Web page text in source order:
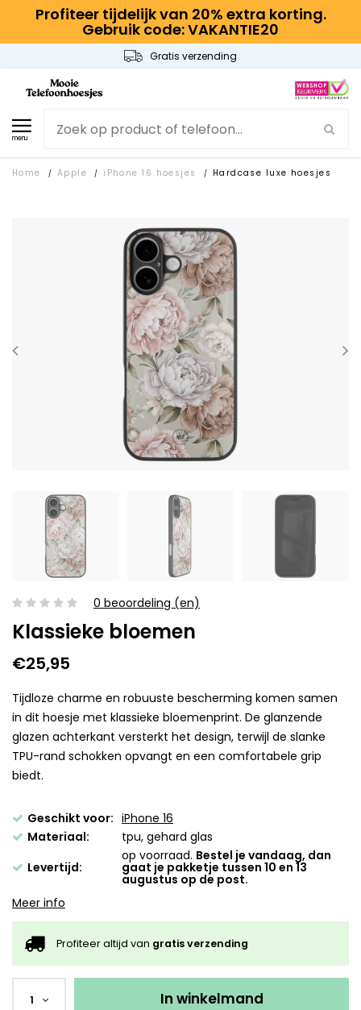
Profiteer tijdelijk van 20% extra korting.
Gebruik code: VAKANTIE20
Gratis verzending
menu
Home / Apple / iPhone 16 hoesjes / Hardcase luxe hoesjes
0 beoordeling (en)
Klassieke bloemen
€25,95
Tijdloze charme en robuuste bescherming komen samen
in dit hoesje met klassieke bloemenprint. De glanzende
glazen achterkant versterkt het design, terwijl de slanke
TPU-rand schokken opvangt en een comfortabele grip
biedt.
Geschikt voor: iPhone 16
Materiaal:
tpu, gehard glas
Levertijd:
op voorraad. Bestel je vandaag, dan
gaat je pakketje tussen 10 en 13
augustus op de post.
Meer info
Profiteer altijd van gratis verzending
1 In winkelmand